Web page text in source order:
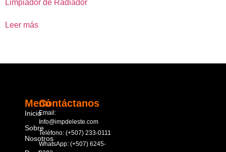
Limpiador de Radiador
Leer más
Menú
Inicio
Sobre
Nosotros
Contáctanos
Email:
Info@impdeleste.com
Teléfono: (+507) 233-0111
WhatsApp: (+507) 6245-